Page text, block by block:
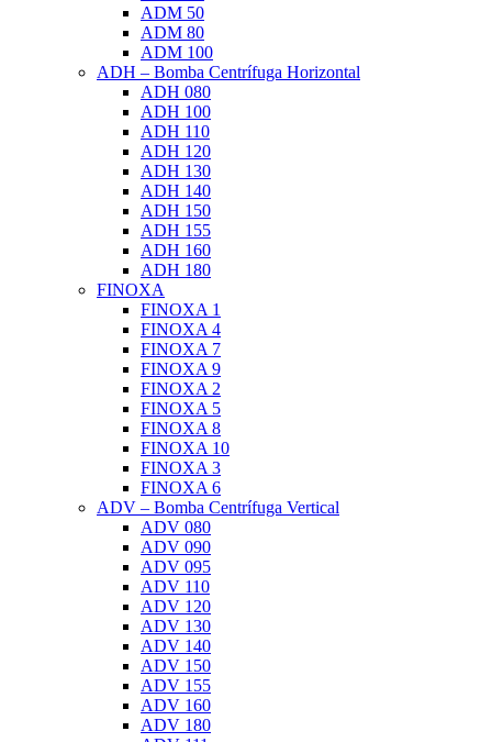
ADM 50
ADM 80
ADM 100
ADH – Bomba Centrífuga Horizontal
ADH 080
ADH 100
ADH 110
ADH 120
ADH 130
ADH 140
ADH 150
ADH 155
ADH 160
ADH 180
FINOXA
FINOXA 1
FINOXA 4
FINOXA 7
FINOXA 9
FINOXA 2
FINOXA 5
FINOXA 8
FINOXA 10
FINOXA 3
FINOXA 6
ADV – Bomba Centrífuga Vertical
ADV 080
ADV 090
ADV 095
ADV 110
ADV 120
ADV 130
ADV 140
ADV 150
ADV 155
ADV 160
ADV 180